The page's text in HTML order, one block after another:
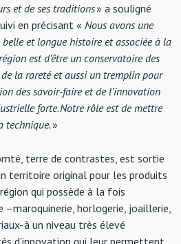
et de ses traditions» a souligné
en précisant «Nous avons une
et longue histoire et associée à la
est d’être un conservatoire des
la rareté et aussi un tremplin pour
des savoir-faire et de l’innovation
forte. Notre rôle est de mettre
technique.»
terre de contrastes, est sortie
territoire original pour les produits
qui possède à la fois
–maroquinerie, horlogerie, joaillerie,
à un niveau très élevé